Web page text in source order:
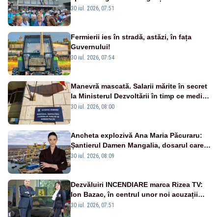
30 iul. 2026, 07:51
Fermierii ies în stradă, astăzi, în fața
Guvernului!
30 iul. 2026, 07:54
Manevră mascată. Salarii mărite în secret
la Ministerul Dezvoltării în timp ce medicii
ies în stradă
30 iul. 2026, 08:00
Ancheta explozivă Ana Maria Păcuraru:
Șantierul Damen Mangalia, dosarul care
scufundă apărarea României
30 iul. 2026, 08:09
Dezvăluiri INCENDIARE marca Rizea TV:
Ion Bazac, în centrul unor noi acuzații
publice
30 iul. 2026, 07:51